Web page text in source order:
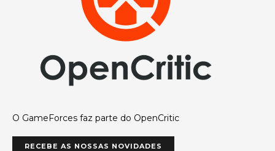
O GameForces faz parte do OpenCritic
RECEBE AS NOSSAS NOVIDADES